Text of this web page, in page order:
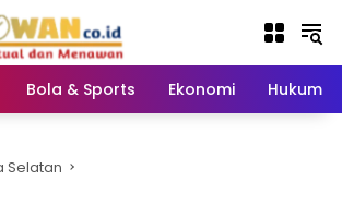
Bola & Sports Ekonomi Hukum
Selatan